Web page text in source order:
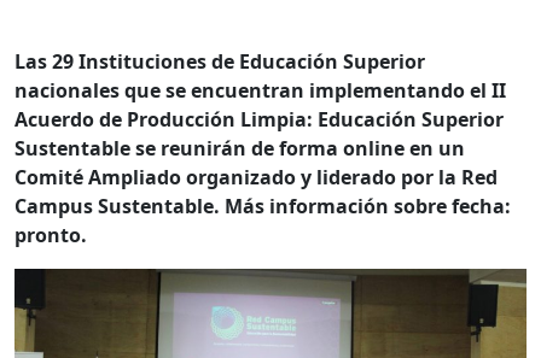
Las 29 Instituciones de Educación Superior
nacionales que se encuentran implementando el II
Acuerdo de Producción Limpia: Educación Superior
Sustentable se reunirán de forma online en un
Comité Ampliado organizado y liderado por la Red
Campus Sustentable. Más información sobre fecha:
pronto.